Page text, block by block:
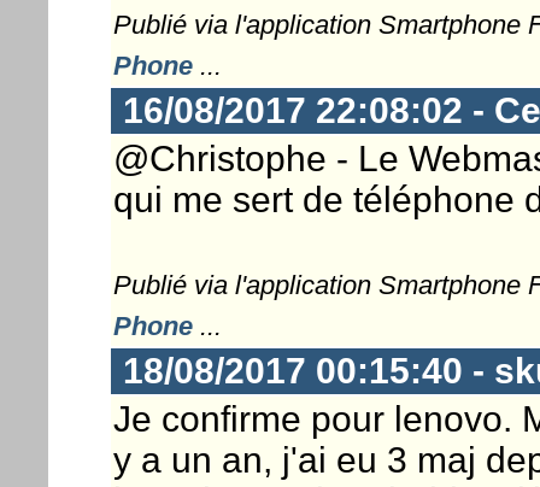
Publié via l'application Smartphone
Phone...
16/08/2017 22:08:02 -
@Christophe - Le
qui me sert de téléphone
Publié via l'application Smartphone
Phone...
18/08/2017 00:15:40 -
Je confirme pour lenovo.
y a un an, j'ai eu 3 maj